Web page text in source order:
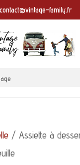
contact@vintage-family.fr
/ Assiette à